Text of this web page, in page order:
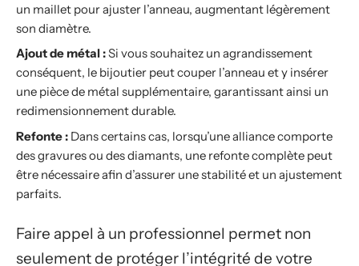
un maillet pour ajuster l’anneau, augmentant légèrement
son diamètre.
Ajout de métal :Si vous souhaitez un agrandissement
conséquent, le bijoutier peut couper l’anneau et y insérer
une pièce de métal supplémentaire, garantissant ainsi un
redimensionnement durable.
Refonte : Dans certains cas, lorsqu’une alliance comporte
des gravures ou des diamants, une refonte complète peut
être nécessaire afin d’assurer une stabilité et un ajustement
parfaits.
Faire appel à un professionnel permet non
seulement de protéger l’intégrité de votre